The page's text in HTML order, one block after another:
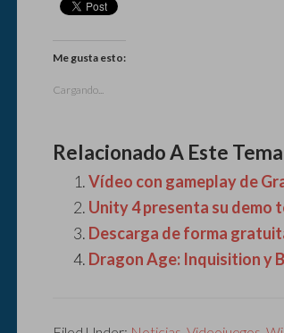
Me gusta esto:
Cargando...
Relacionado A Este
Vídeo con gameplay de
Unity 4 presenta su demo
Descarga de forma
Dragon Age: Inquisition y